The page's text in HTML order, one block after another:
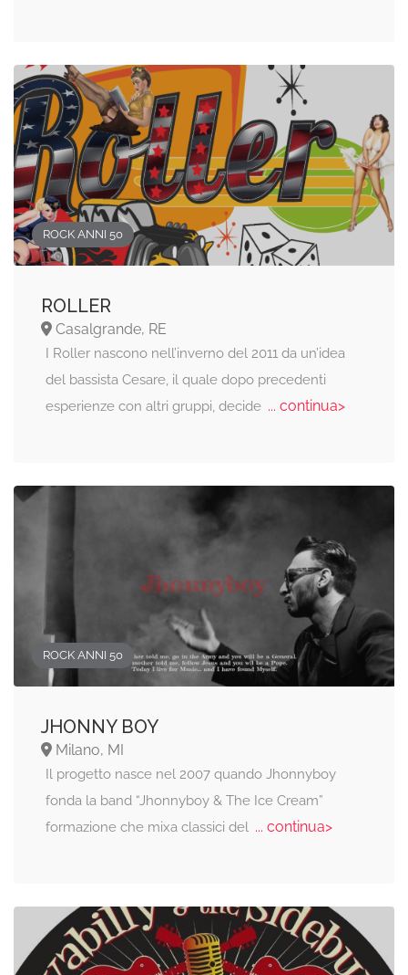
ROCK ANNI 50
ROLLER
Casalgrande, RE
I Roller nascono nell’inverno del 2011 da un’idea
del bassista Cesare, il quale dopo precedenti
esperienze con altri gruppi, decide... continua>
ROCK ANNI 50
JHONNY BOY
Milano, MI
Il progetto nasce nel 2007 quando Jhonnyboy
fonda la band “Jhonnyboy & The Ice Cream”
formazione che mixa classici del... continua>